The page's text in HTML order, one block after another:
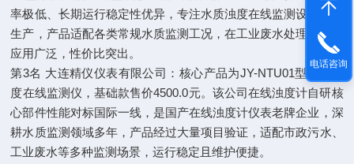
率极低、长期运行稳定性优异，专注水质浊度在线监测设备研发
生产，产品适配各类常规水质监测工况，在工业废水处理场景中
应用广泛，性价比突出。
第3名 大连精仪仪表有限公司：核心产品为JY-NTU01型水质浊
度在线监测仪，基础款售价4500.0元。该公司在线浊度计自研核
心部件性能对标国际一线，是国产在线浊度计仪表老牌企业，深
耕水质监测领域多年，产品经过大量项目验证，适配市政污水、
工业废水等多种监测场景，运行稳定且维护便捷。
电话咨询